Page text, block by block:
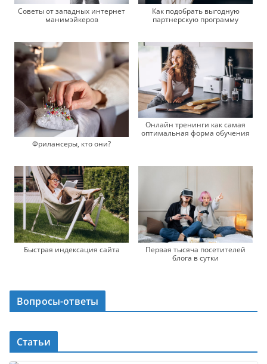
Советы от западных интернет
манимэйкеров
Как подобрать выгодную
партнерскую программу
Фрилансеры, кто они?
Онлайн тренинги как самая
оптимальная форма обучения
Быстрая индексация сайта
Первая тысяча посетителей
блога в сутки
Вопросы-ответы
Статьи